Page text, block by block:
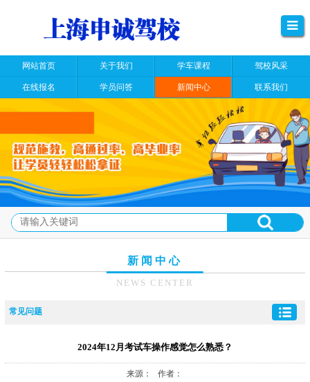
网站首页 关于我们 学车课程 驾校风采
在线报名 学员问答 新闻中心 联系我们
新闻中心
NEWS CENTER
常见问题
2024年12月考试车操作感觉怎么熟悉？
来源： 作者：